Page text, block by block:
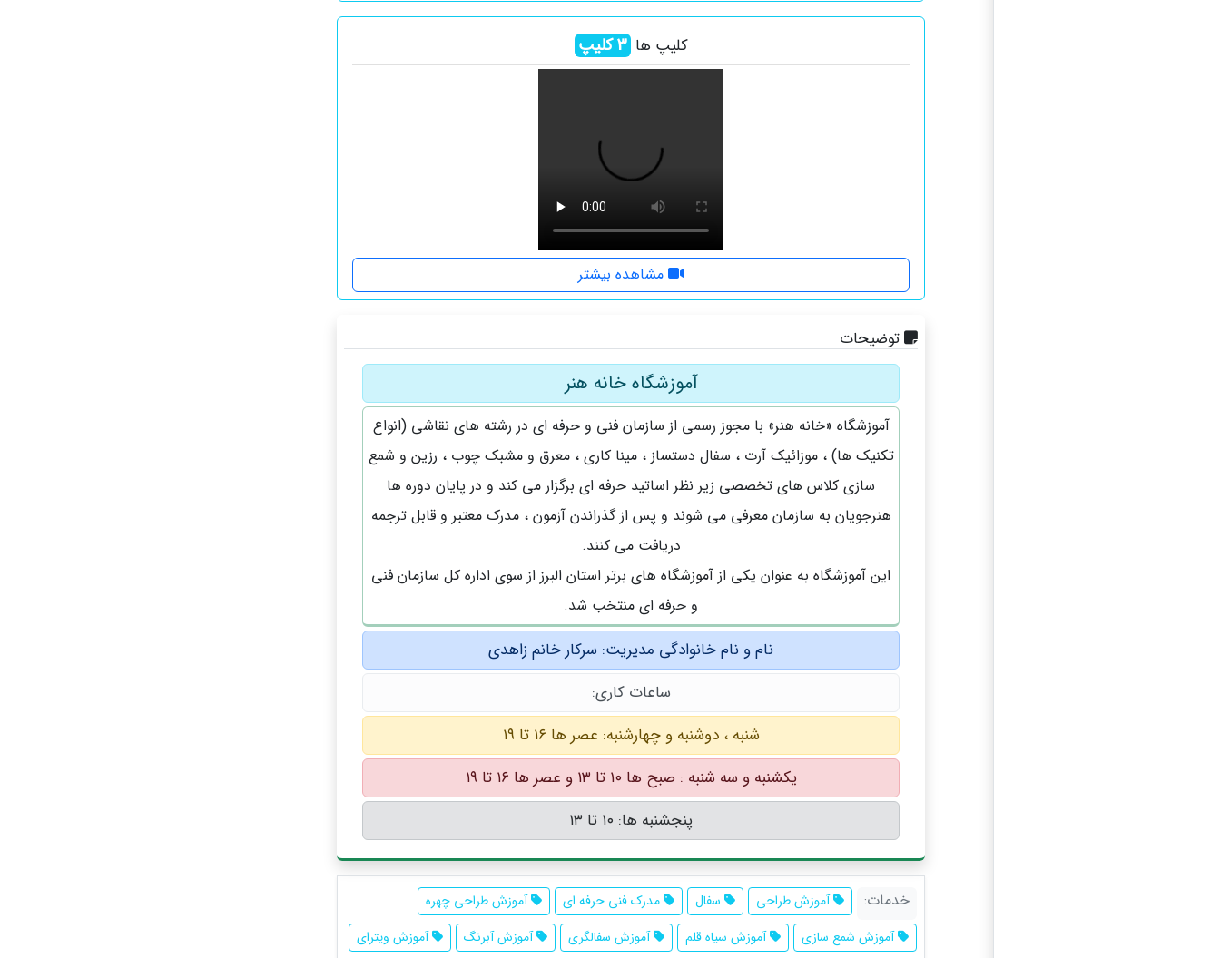
کلیپ ها3کلیپ
مشاهده بیشتر
توضیحات
آموزشگاه خانه هنر
آموزشگاه «خانه هنر» با مجوز رسمی از سازمان فنی و حرفه ای در رشته های نقاشی (انواع
تکنیک ها) ، موزائیک آرت ، سفال دستساز ، مینا کاری ، معرق و مشبک چوب ، رزین و شمع
سازی کلاس های تخصصی زیر نظر اساتید حرفه ای برگزار می کند و در پایان دوره ها
هنرجویان به سازمان معرفی می شوند و پس از گذراندن آزمون ، مدرک معتبر و قابل ترجمه
دریافت می کنند.
این آموزشگاه به عنوان یکی از آموزشگاه های برتر استان البرز از سوی اداره کل سازمان فنی
و حرفه ای منتخب شد.
نام و نام خانوادگی مدیریت: سرکار خانم زاهدی
ساعات کاری:
شنبه ، دوشنبه و چهارشنبه: عصر ها ۱۶ تا ۱۹
یکشنبه و سه شنبه : صبح ها ۱۰ تا ۱۳ و عصر ها ۱۶ تا ۱۹
پنجشنبه ها: ۱۰ تا ۱۳
خدمات: آموزش طراحی سفال مدرک فنی حرفه ای
آموزش طراحی چهره
آموزش شمع سازی
آموزش سیاه قلم آموزش سفالگری آموزش آبرنگ
آموزش ویترای